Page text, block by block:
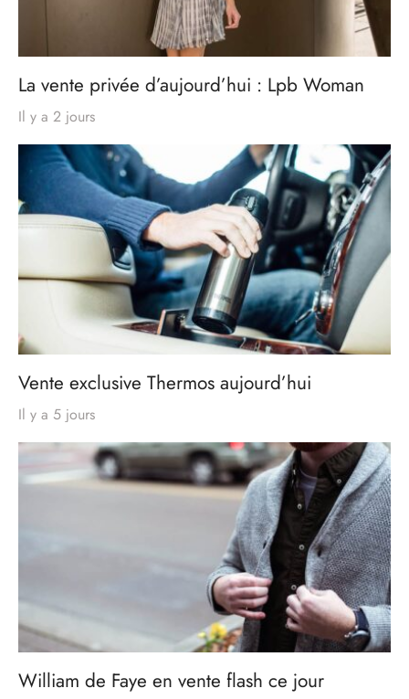
La vente privée d’aujourd’hui : Lpb Woman
Il y a 2 jours
Vente exclusive Thermos aujourd’hui
Il y a 5 jours
William de Faye en vente flash ce jour